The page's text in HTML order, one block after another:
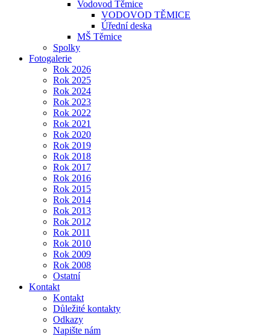
Vodovod Těmice
VODOVOD TĚMICE
Úřední deska
MŠ Těmice
Spolky
Fotogalerie
Rok 2026
Rok 2025
Rok 2024
Rok 2023
Rok 2022
Rok 2021
Rok 2020
Rok 2019
Rok 2018
Rok 2017
Rok 2016
Rok 2015
Rok 2014
Rok 2013
Rok 2012
Rok 2011
Rok 2010
Rok 2009
Rok 2008
Ostatní
Kontakt
Kontakt
Důležité kontakty
Odkazy
Napište nám